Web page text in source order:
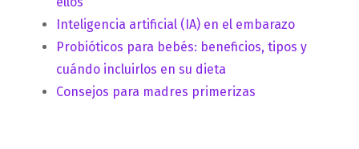
Inteligencia artificial (IA) en el embarazo
Probióticos para bebés: beneficios, tipos y
cuándo incluirlos en su dieta
Consejos para madres primerizas